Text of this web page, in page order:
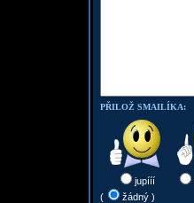
PŘILOŽ SMAILÍKA:
jupííí
(
žádný )